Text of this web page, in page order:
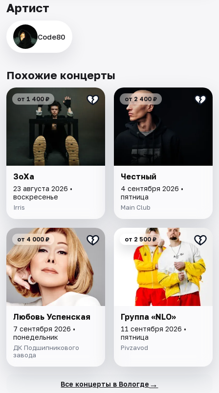
Артист
Code80
Похожие концерты
от 1 400 ₽
ЗоХа
23 августа 2026 •
воскресенье
Irris
от 2 400 ₽
Честный
4 сентября 2026 •
пятница
Main Сlub
от 4 000 ₽
Любовь Успенская
7 сентября 2026 •
понедельник
ДК Подшипникового
завода
от 2 500 ₽
Группа «NLO»
11 сентября 2026 •
пятница
Pivzavod
Все концерты в Вологде →